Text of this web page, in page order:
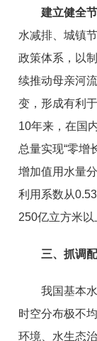
建立健全
水减排、城镇
政策体系，以
续推动母亲河
变，形成有利
10年来，在国
总量实现“零增
增加值用水量
利用系数从
250亿立方米以
三、抓调
我国基本
时空分布极不
环境、水生态